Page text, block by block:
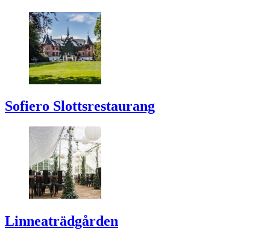
Sofiero Slottsrestaurang
Linneaträdgården